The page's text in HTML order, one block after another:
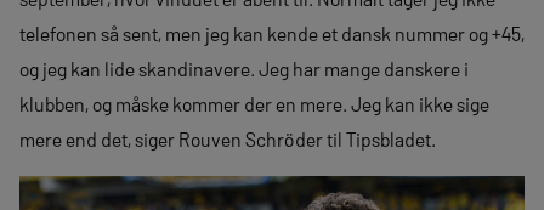
telefonen så sent, men jeg kan kende et dansk nummer og +45,
og jeg kan lide skandinavere. Jeg har mange danskere i
klubben, og måske kommer der en mere. Jeg kan ikke sige
mere end det, siger Rouven Schröder til Tipsbladet.